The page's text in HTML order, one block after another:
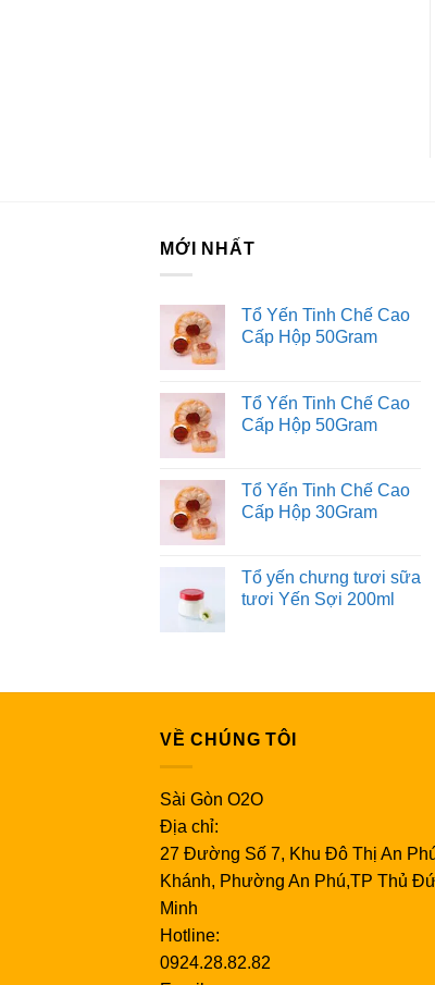
MỚI NHẤT
Tổ Yến Tinh Chế Cao
Cấp Hộp 50Gram
Tổ Yến Tinh Chế Cao
Cấp Hộp 50Gram
Tổ Yến Tinh Chế Cao
Cấp Hộp 30Gram
Tổ yến chưng tươi sữa
tươi Yến Sợi 200ml
VỀ CHÚNG TÔI
Sài Gòn O2O
Địa chỉ:
27 Đường Số 7, Khu Đô Thị An
Khánh, Phường An Phú,TP Thủ
Minh
Hotline:
0924.28.82.82